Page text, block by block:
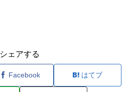
シェアする
Facebook はてブ